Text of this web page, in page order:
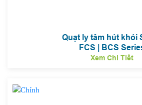
Quạt ly tâm hút khói
FCS | BCS
Xem Chi Tiết